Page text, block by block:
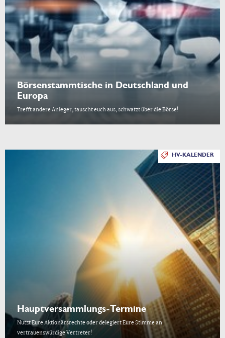
Börsenstammtische in Deutschland und
Europa
Trefft andere Anleger, tauscht euch aus, schwatzt über die Börse!
HV-KALENDER
Hauptversammlungs-Termine
Nutzt Eure Aktionärsrechte oder delegiert Eure Stimme an
vertrauenswürdige Vertreter!